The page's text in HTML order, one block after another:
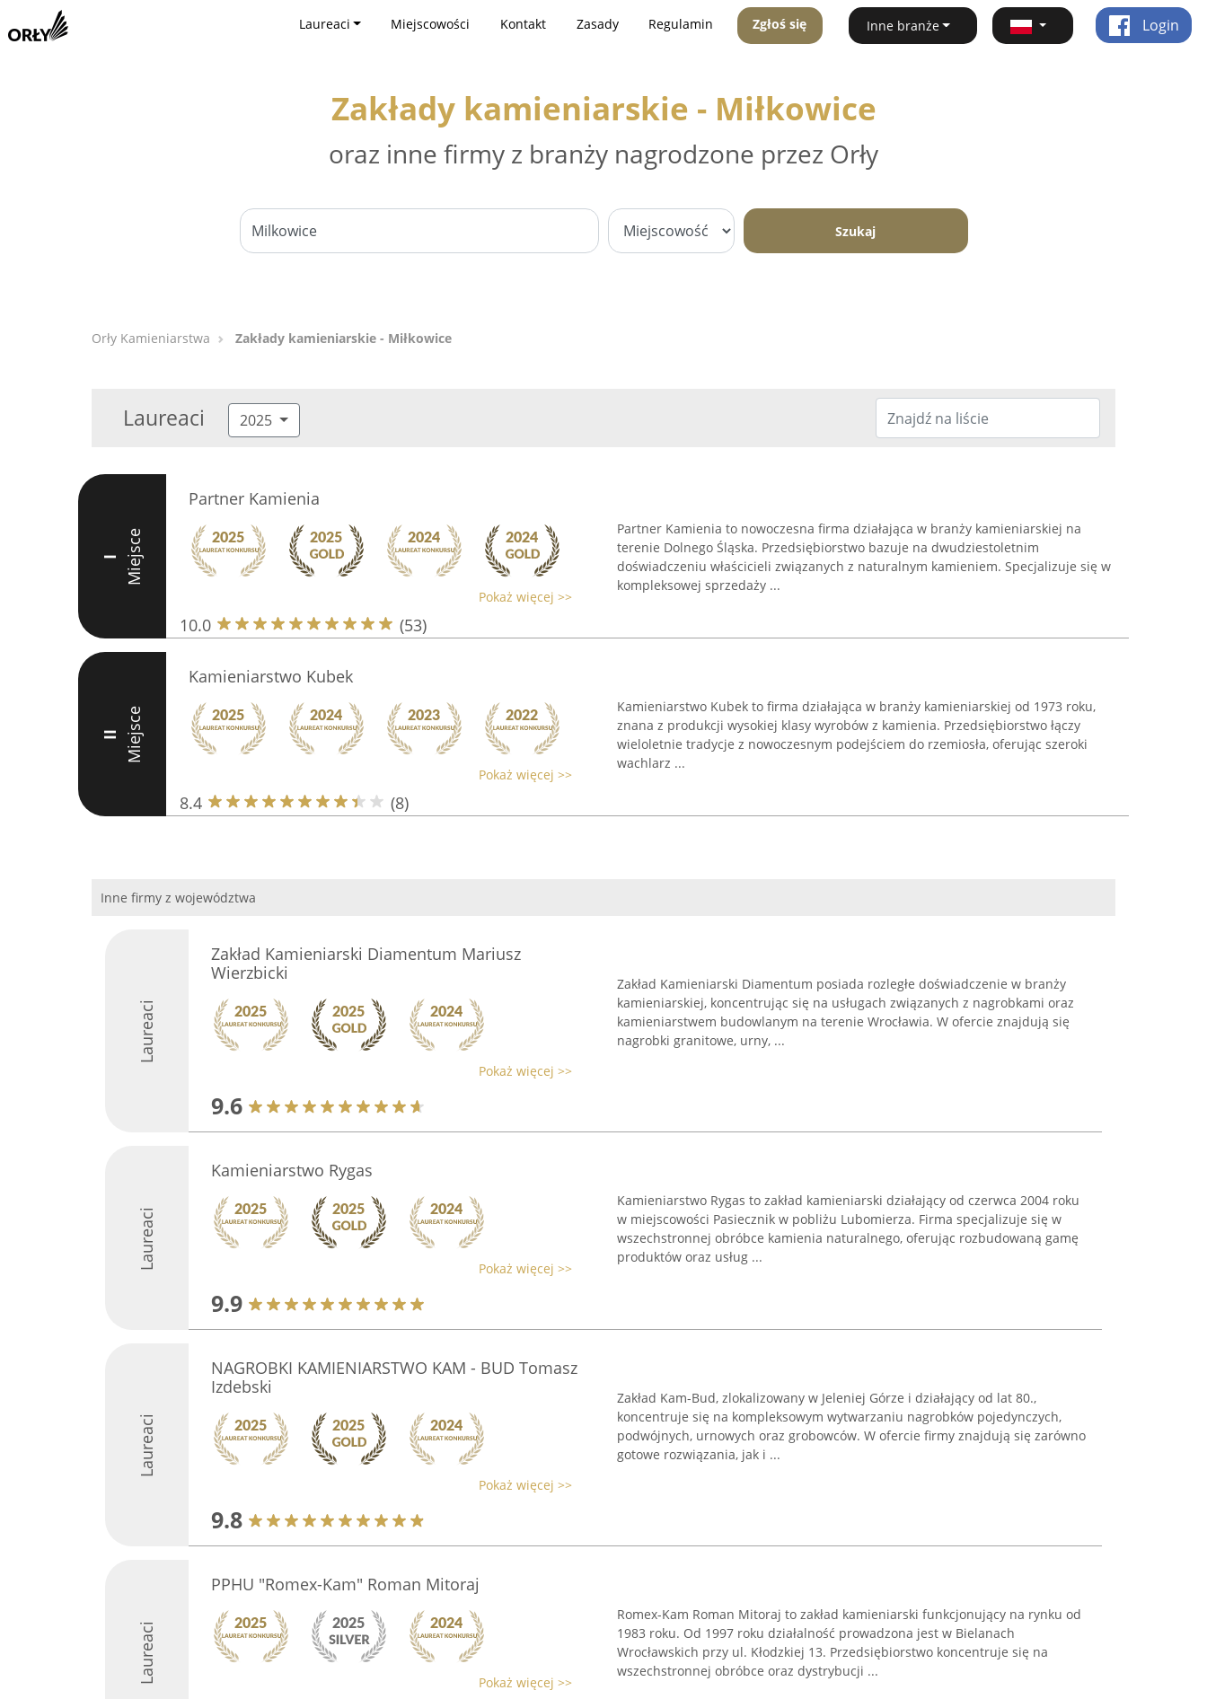
Laureaci Miejscowości Kontakt Zasady Regulamin Zgłoś się Inne branże Login
Zakłady kamieniarskie - Miłkowice
oraz inne firmy z branży nagrodzone przez Orły
Szukaj
Orły Kamieniarstwa Zakłady kamieniarskie - Miłkowice
Laureaci 2025
I Miejsce
Partner Kamienia
Pokaż więcej >>
10.0 (53)
Partner Kamienia to nowoczesna firma działająca w branży kamieniarskiej na
terenie Dolnego Śląska. Przedsiębiorstwo bazuje na dwudziestoletnim
doświadczeniu właścicieli związanych z naturalnym kamieniem. Specjalizuje się w
kompleksowej sprzedaży ...
II Miejsce
Kamieniarstwo Kubek
Pokaż więcej >>
8.4 (8)
Kamieniarstwo Kubek to firma działająca w branży kamieniarskiej od 1973 roku,
znana z produkcji wysokiej klasy wyrobów z kamienia. Przedsiębiorstwo łączy
wieloletnie tradycje z nowoczesnym podejściem do rzemiosła, oferując szeroki
wachlarz ...
Inne firmy z województwa
Laureaci
Zakład Kamieniarski Diamentum Mariusz
Wierzbicki
Pokaż więcej >>
9.6
Zakład Kamieniarski Diamentum posiada rozległe doświadczenie w branży
kamieniarskiej, koncentrując się na usługach związanych z nagrobkami oraz
kamieniarstwem budowlanym na terenie Wrocławia. W ofercie znajdują się
nagrobki granitowe, urny, ...
Laureaci
Kamieniarstwo Rygas
Pokaż więcej >>
9.9
Kamieniarstwo Rygas to zakład kamieniarski działający od czerwca 2004 roku
w miejscowości Pasiecznik w pobliżu Lubomierza. Firma specjalizuje się w
wszechstronnej obróbce kamienia naturalnego, oferując rozbudowaną gamę
produktów oraz usług ...
Laureaci
NAGROBKI KAMIENIARSTWO KAM - BUD Tomasz
Izdebski
Pokaż więcej >>
9.8
Zakład Kam-Bud, zlokalizowany w Jeleniej Górze i działający od lat 80.,
koncentruje się na kompleksowym wytwarzaniu nagrobków pojedynczych,
podwójnych, urnowych oraz grobowców. W ofercie firmy znajdują się zarówno
gotowe rozwiązania, jak i ...
Laureaci
PPHU "Romex-Kam" Roman Mitoraj
Pokaż więcej >>
Romex-Kam Roman Mitoraj to zakład kamieniarski funkcjonujący na rynku od
1983 roku. Od 1997 roku działalność prowadzona jest w Bielanach
Wrocławskich przy ul. Kłodzkiej 13. Przedsiębiorstwo koncentruje się na
wszechstronnej obróbce oraz dystrybucji ...